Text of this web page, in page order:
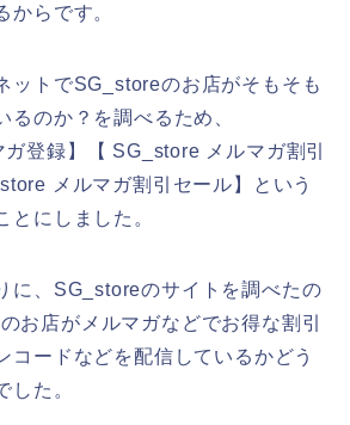
からです。
ットでSG_storeのお店がそもそも
るのか？を調べるため、
ガ登録】【 SG_store メルマガ割引
メルマガ割引セール】という
とにしました。
に、SG_storeのサイトを調べたの
お店がメルマガなどでお得な割引
コードなどを配信しているかどう
した。